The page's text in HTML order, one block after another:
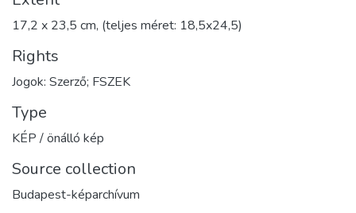
17,2 x 23,5 cm, (teljes méret: 18,5x24,5)
Rights
Jogok: Szerző; FSZEK
Type
KÉP / önálló kép
Source collection
Budapest-képarchívum